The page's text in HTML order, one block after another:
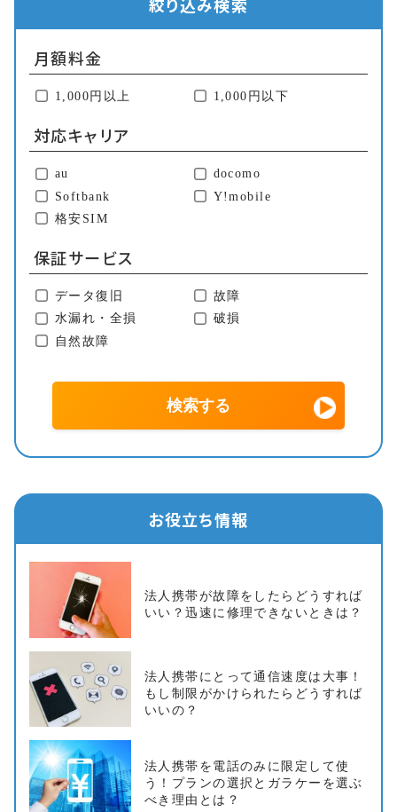
月額料金
1,000円以上 1,000円以下
対応キャリア
au
docomo
Softbank
Y!mobile
格安SIM
保証サービス
データ復旧
故障
水漏れ・全損
破損
自然故障
お役立ち情報
法人携帯が故障をしたらどうすれば
いい？迅速に修理できないときは？
法人携帯にとって通信速度は大事！
もし制限がかけられたらどうすれば
いいの？
法人携帯を電話のみに限定して使
う！プランの選択とガラケーを選ぶ
べき理由とは？